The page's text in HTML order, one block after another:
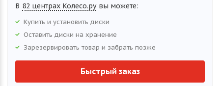
В 82 центрах Колесо.ру вы можете:
Купить и установить диски
Оставить диски на хранение
Зарезервировать товар и забрать позже
Быстрый заказ